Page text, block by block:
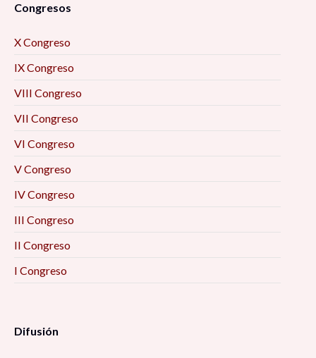
Congresos
X Congreso
IX Congreso
VIII Congreso
VII Congreso
VI Congreso
V Congreso
IV Congreso
III Congreso
II Congreso
I Congreso
Difusión